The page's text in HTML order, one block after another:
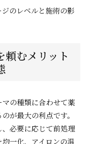
のレベルと施術の影
頼むメリット
の種類に合わせて薬
が最大の利点です。
必要に応じて前処理
均一化、アイロンの温